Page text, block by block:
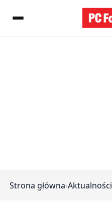
Strona główna›Aktualności